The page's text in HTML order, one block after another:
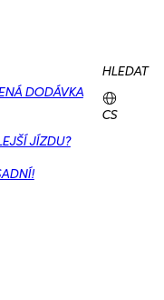
DODÁVKA
JÍZDU?
HLEDAT
CS